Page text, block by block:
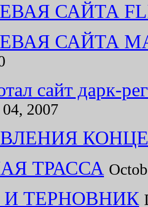
САЙТА
САЙТА
сайт
2007
ТРАССА
И ТЕРНОВНИК